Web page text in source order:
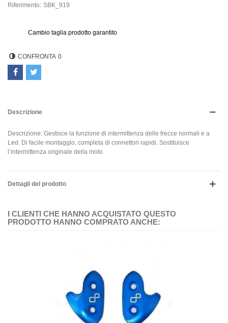
Riferimento: SBK_919
Cambio taglia prodotto garantito
CONFRONTA 0
Descrizione
Descrizione: Gestisce la funzione di intermittenza delle frecce normali e a
Led. Di facile montaggio, completa di connettori rapidi. Sostituisce
l’intermittenza originale della moto
Dettagli del prodotto
I CLIENTI CHE HANNO ACQUISTATO QUESTO
PRODOTTO HANNO COMPRATO ANCHE: